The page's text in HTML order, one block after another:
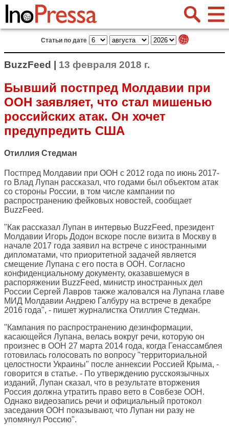
Статьи по дате
BuzzFeed | 13 февраля 2018 г.
Бывший постпред Молдавии при
ООН заявляет, что стал мишенью
российских атак. Он хочет
предупредить США
Отиллия Стедман
Постпред Молдавии при ООН с 2012 года по июнь 2017-
го Влад Лупан рассказал, что годами был объектом атак
со стороны России, в том числе кампании по
распространению фейковых новостей, сообщает
BuzzFeed.
"Как рассказал Лупан в интервью BuzzFeed, президент
Молдавии Игорь Додон вскоре после визита в Москву в
начале 2017 года заявил на встрече с иностранными
дипломатами, что приоритетной задачей является
смещение Лупана с его поста в ООН. Согласно
конфиденциальному документу, оказавшемуся в
распоряжении BuzzFeed, министр иностранных дел
России Сергей Лавров также жаловался на Лупана главе
МИД Молдавии Андрею Галбуру на встрече в декабре
2016 года", - пишет журналистка Отиллия Стедман.
"Кампания по распространению дезинформации,
касающейся Лупана, велась вокруг речи, которую он
произнес в ООН 27 марта 2014 года, когда Генассамблея
готовилась голосовать по вопросу "территориальной
целостности Украины" после аннексии Россией Крыма, -
говорится в статье. - По утверждению русскоязычных
изданий, Лупан сказал, что в результате вторжения
Россия должна утратить право вето в Совбезе ООН.
Однако видеозапись речи и официальный протокол
заседания ООН показывают, что Лупан ни разу не
упомянул Россию".